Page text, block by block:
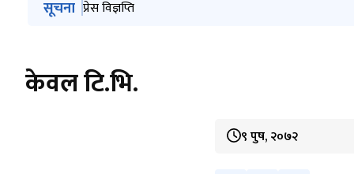
सूचना प्रेस विज्ञप्ति
प्रेस विज्ञप्ति
प्रेस विज्ञप्ति
सामाजिक सञ्जालको प्रयोगलाई व्यवस्थित गर्ने सम्बन्धमा
प्रेस विज्ञप्ति
केवल टि.भि.
९ पुष, २०७२